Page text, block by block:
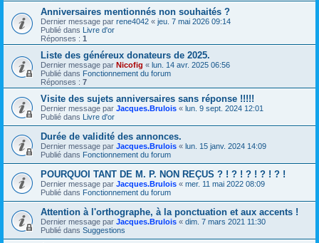
Anniversaires mentionnés non souhaités ?
Dernier message par rene4042 « jeu. 7 mai 2026 09:14
Publié dans Livre d'or
Réponses : 1
Liste des généreux donateurs de 2025.
Dernier message par Nicofig « lun. 14 avr. 2025 06:56
Publié dans Fonctionnement du forum
Réponses : 7
Visite des sujets anniversaires sans réponse !!!!!
Dernier message par Jacques.Brulois « lun. 9 sept. 2024 12:01
Publié dans Livre d'or
Durée de validité des annonces.
Dernier message par Jacques.Brulois « lun. 15 janv. 2024 14:09
Publié dans Fonctionnement du forum
POURQUOI TANT DE M. P. NON REÇUS ? ! ? ! ? ! ? ! ? !
Dernier message par Jacques.Brulois « mer. 11 mai 2022 08:09
Publié dans Fonctionnement du forum
Attention à l'orthographe, à la ponctuation et aux accents !
Dernier message par Jacques.Brulois « dim. 7 mars 2021 11:30
Publié dans Suggestions